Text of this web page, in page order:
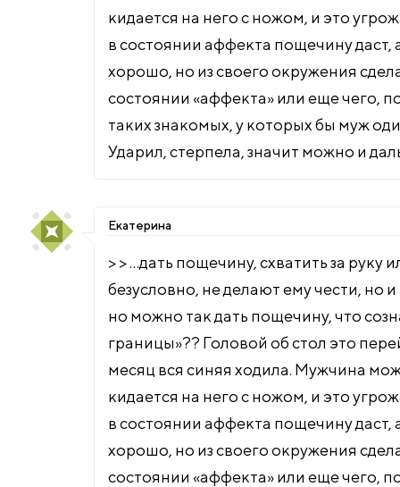
кидается на него с ножом, и это
в состоянии аффекта пощечину даст,
хорошо, но из своего окружения
состоянии «аффекта» или еще чего,
таких знакомых, у которых бы муж
Ударил, стерпела, значит можно и
Екатерина
> > …дать пощечину, схватить за
безусловно, не делают ему чести, но
но можно так дать пощечину, что
границы»?? Головой об стол это
месяц вся синяя ходила. Мужчина
кидается на него с ножом, и это
в состоянии аффекта пощечину даст,
хорошо, но из своего окружения
состоянии «аффекта» или еще чего,